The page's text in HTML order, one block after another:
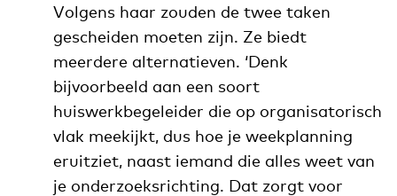
Volgens haar zouden de twee taken
gescheiden moeten zijn. Ze biedt
meerdere alternatieven. ‘Denk
bijvoorbeeld aan een soort
huiswerkbegeleider die op organisatorisch
vlak meekijkt, dus hoe je weekplanning
eruitziet, naast iemand die alles weet van
je onderzoeksrichting. Dat zorgt voor